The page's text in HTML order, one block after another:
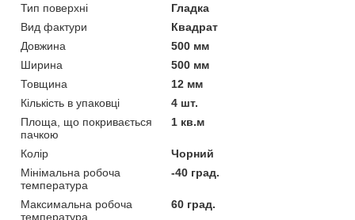
Тип поверхні
Гладка
Вид фактури
Квадрат
Довжина
500 мм
Ширина
500 мм
Товщина
12 мм
Кількість в упаковці
4 шт.
Площа, що покривається
пачкою
1 кв.м
Колір
Чорний
Мінімальна робоча
температура
-40 град.
Максимальна робоча
температура
60 град.